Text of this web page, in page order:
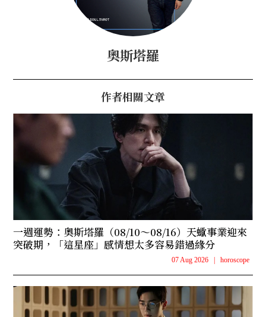
奧斯塔羅
作者相關文章
一週運勢：奧斯塔羅（08/10～08/16）天蠍事業迎來
突破期，「這星座」感情想太多容易錯過緣分
07 Aug 2026 | horoscope